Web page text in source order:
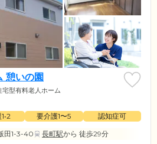
憩いの園
宅型有料老人ホーム
要介護1〜5
認知症可
田1-3-40
長町駅から 徒歩29分